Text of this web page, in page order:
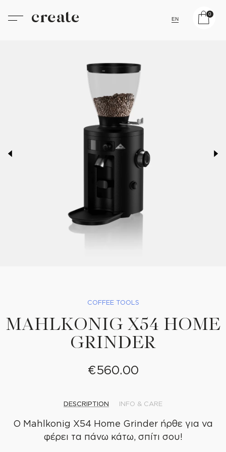
create
0
EN
COFFEE TOOLS
MAHLKONIG X54 HOME
GRINDER
€560.00
DESCRIPTION INFO & CARE
Ο Mahlkonig X54 Home Grinder ήρθε για να
φέρει τα πάνω κάτω, σπίτι σου!